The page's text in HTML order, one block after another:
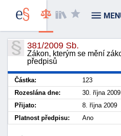
381/2009 Sb.
Zákon, kterým se mění
předpisů
Částka: 123
Rozeslána dne:
30. října 2009
Přijato:
8. října 2009
Platnost předpisu:
Ano